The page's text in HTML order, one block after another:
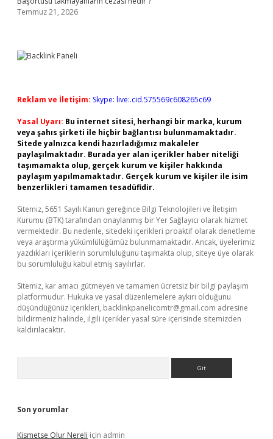
Temmuz 21, 2026
Reklam ve İletişim: Skype: live:.cid.575569c608265c69
Yasal Uyarı: Bu internet sitesi, herhangi bir marka, kurum
veya şahıs şirketi ile hiçbir bağlantısı bulunmamaktadır.
Sitede yalnızca kendi hazırladığımız makaleler
paylaşılmaktadır. Burada yer alan içerikler haber niteliği
taşımamakta olup, gerçek kurum ve kişiler hakkında
paylaşım yapılmamaktadır. Gerçek kurum ve kişiler ile isim
benzerlikleri tamamen tesadüfidir.
Sitemiz, 5651 Sayılı Kanun gereğince Bilgi Teknolojileri ve İletişim
Kurumu (BTK) tarafından onaylanmış bir Yer Sağlayıcı olarak hizmet
vermektedir. Bu nedenle, sitedeki içerikleri proaktif olarak denetleme
veya araştırma yükümlülüğümüz bulunmamaktadır. Ancak, üyelerimiz
yazdıkları içeriklerin sorumluluğunu taşımakta olup, siteye üye olarak
bu sorumluluğu kabul etmiş sayılırlar.
Sitemiz, kar amacı gütmeyen ve tamamen ücretsiz bir bilgi paylaşım
platformudur. Hukuka ve yasal düzenlemelere aykırı olduğunu
düşündüğünüz içerikleri, backlinkpanelicomtr@gmail.com adresine
bildirmeniz halinde, ilgili içerikler yasal süre içerisinde sitemizden
kaldırılacaktır.
Son yorumlar
Kismetse Olur Nereli için admin